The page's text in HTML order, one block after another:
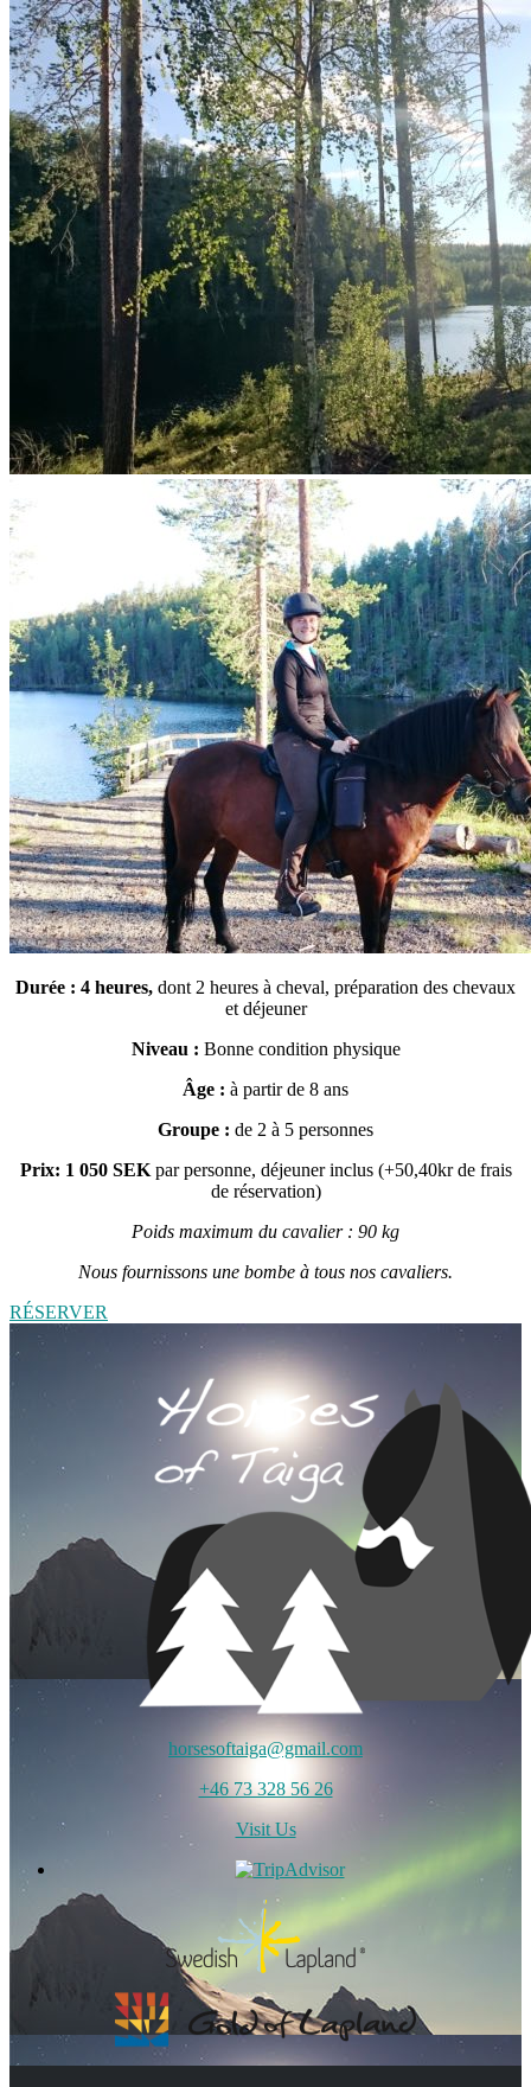
Durée : 4 heures, dont 2 heures à cheval, préparation des chevaux
et déjeuner
Niveau : Bonne condition physique
Âge : à partir de 8 ans
Groupe : de 2 à 5 personnes
Prix: 1 050 SEKpar personne, déjeuner inclus (+50,40kr de frais
de réservation)
Poids maximum du cavalier : 90 kg
Nous fournissons une bombe à tous nos cavaliers.
RÉSERVER
horsesoftaiga@gmail.com
+46 73 328 56 26
Visit Us